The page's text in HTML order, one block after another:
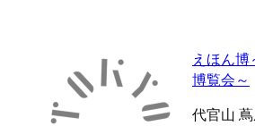
えほん
博覧会～
代官山